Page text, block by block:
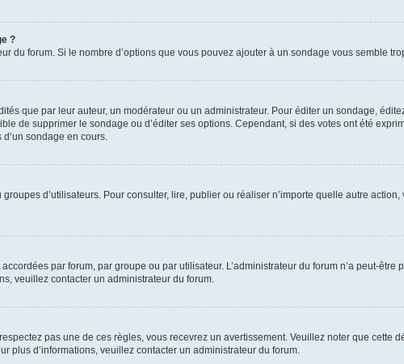
?
du forum. Si le nombre d’options que vous pouvez ajouter à un sondage vous semble
que par leur auteur, un modérateur ou un administrateur. Pour éditer un sondage,
de supprimer le sondage ou d’éditer ses options. Cependant, si des votes ont été
sondage en cours.
d’utilisateurs. Pour consulter, lire, publier ou réaliser n’importe quelle autre
par forum, par groupe ou par utilisateur. L’administrateur du forum n’a peut-
veuillez contacter un administrateur du forum.
pas une de ces règles, vous recevrez un avertissement. Veuillez noter que cette
plus d’informations, veuillez contacter un administrateur du forum.